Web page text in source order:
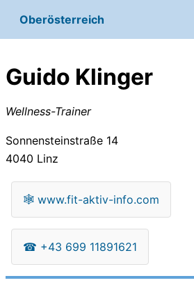
Oberösterreich
Guido Klinger
Wellness-Trainer
Sonnensteinstraße 14
4040 Linz
🕸 www.fit-aktiv-info.com
☎ +43 699 11891621